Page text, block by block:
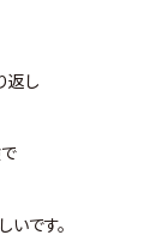
返し
です。